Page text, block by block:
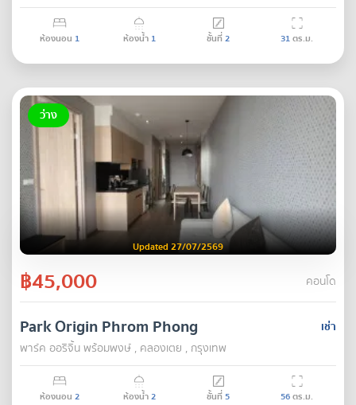
ห้องนอน 1 ห้องน้ำ 1 ชั้นที่2 31ตร.ม.
ว่าง
Updated 27/07/2569
฿45,000 คอนโด
เช่า
Park Origin Phrom Phong
พาร์ค ออริจิ้น พร้อมพงษ์ , คลองเตย , กรุงเทพ
ห้องนอน 2 ห้องน้ำ2 ชั้นที่5 56ตร.ม.